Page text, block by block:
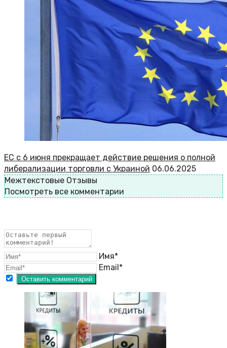
ЕС с 6 июня прекращает действие решения о полной
либерализации торговли с Украиной 06.06.2025
Межтекстовые Отзывы
Посмотреть все комментарии
Имя*
Email*